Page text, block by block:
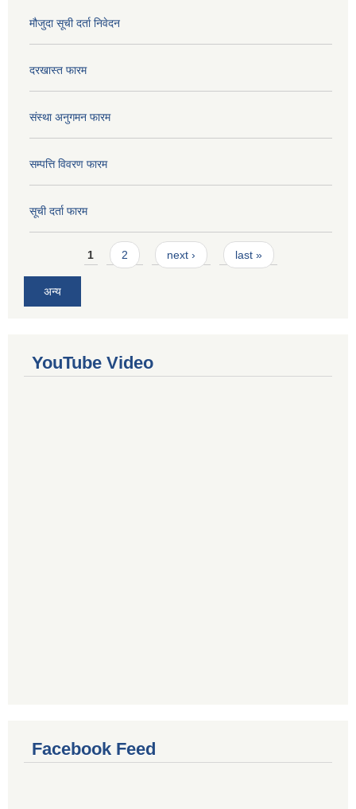
मौजुदा सूची दर्ता निवेदन
दरखास्त फारम
संस्था अनुगमन फारम
सम्पत्ति विवरण फारम
सूची दर्ता फारम
Pages1 2 next › last »
अन्य
YouTube Video
Facebook Feed